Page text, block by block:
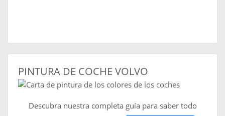
PINTURA DE COCHE VOLVO
Descubra nuestra completa guía para saber todo